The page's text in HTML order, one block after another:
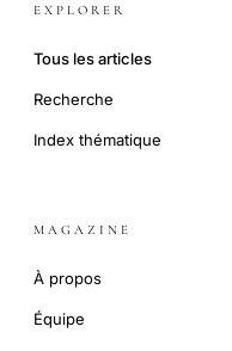
EXPLORER
Tous les articles
Recherche
Index thématique
MAGAZINE
À propos
Équipe